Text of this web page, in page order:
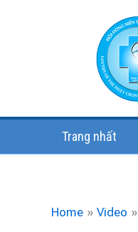
Trang nhất
Home Video